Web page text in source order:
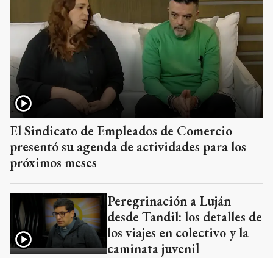
El Sindicato de Empleados de Comercio
presentó su agenda de actividades para los
próximos meses
Peregrinación a Luján
desde Tandil: los detalles de
los viajes en colectivo y la
caminata juvenil